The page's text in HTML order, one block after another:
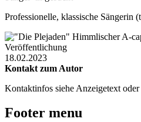
Professionelle, klassische Sängerin
Veröffentlichung
18.02.2023
Kontakt zum Autor
Kontaktinfos siehe Anzeigetext
Footer menu